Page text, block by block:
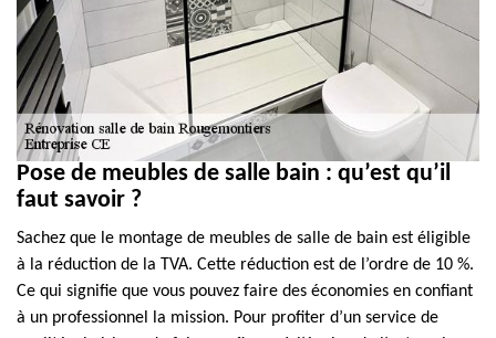
Pose de meubles de salle bain : qu’est qu’il
faut savoir ?
Sachez que le montage de meubles de salle de bain est éligible
à la réduction de la TVA. Cette réduction est de l’ordre de 10 %.
Ce qui signifie que vous pouvez faire des économies en confiant
à un professionnel la mission. Pour profiter d’un service de